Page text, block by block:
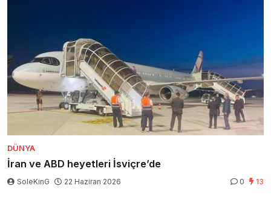
DÜNYA
İran ve ABD heyetleri İsviçre’de
SoleKinG 22 Haziran 2026 0 13